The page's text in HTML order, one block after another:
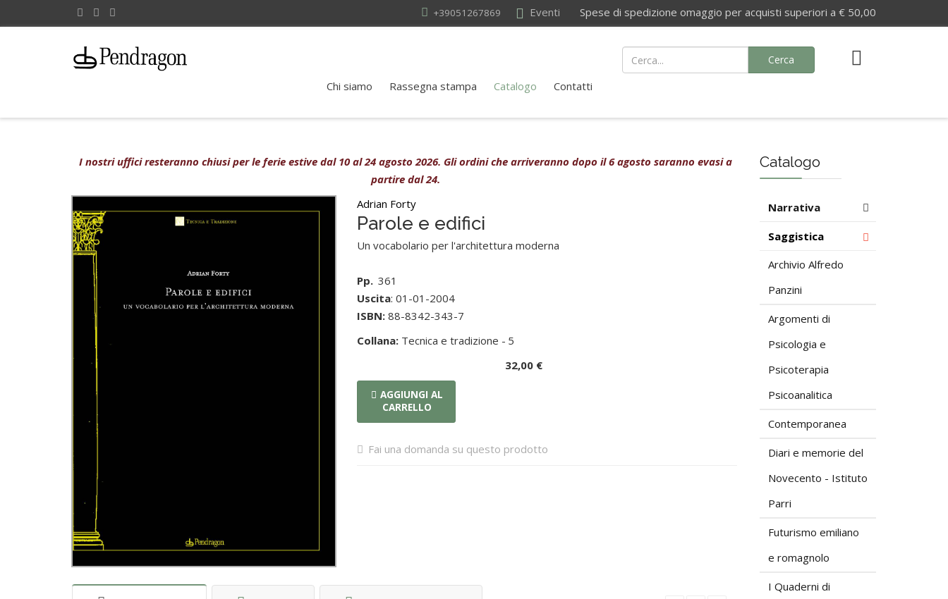
Eventi Spese di spedizione omaggio per acquisti superiori a € 50,00
+39051267869
Chi siamo Rassegna stampa Catalogo Contatti
Cerca
I nostri uffici resteranno chiusi per le ferie estive dal 10 al 24 agosto 2026. Gli ordini che arriveranno dopo il 6 agosto saranno evasi a
partire dal 24.
Adrian Forty
Parole e edifici
Un vocabolario per l'architettura moderna
Pp. 361
Uscita: 01-01-2004
ISBN: 88-8342-343-7
Collana: Tecnica e tradizione - 5
32,00 €
AGGIUNGI AL
CARRELLO
Fai una domanda su questo prodotto
Catalogo
Narrativa
Saggistica
Archivio Alfredo
Panzini
Argomenti di
Psicologia e
Psicoterapia
Psicoanalitica
Contemporanea
Diari e memorie del
Novecento - Istituto
Parri
Futurismo emiliano
e romagnolo
I Quaderni di